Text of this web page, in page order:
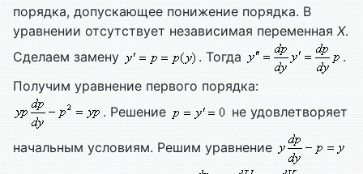
порядка, допускающее понижение порядка. В
уравнении отсутствует независимая переменная X.
Сделаем замену
. Тогда
.
Получим уравнение первого порядка:
. Решение
не удовлетворяет
начальным условиям. Решим уравнение